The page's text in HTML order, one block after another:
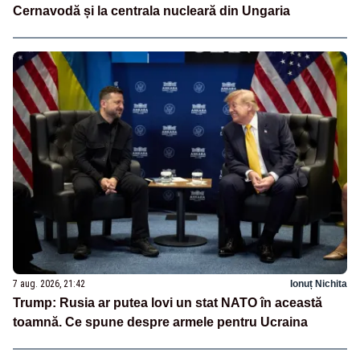
Cernavodă și la centrala nucleară din Ungaria
7 aug. 2026, 21:42 Ionuț Nichita
Trump: Rusia ar putea lovi un stat NATO în această
toamnă. Ce spune despre armele pentru Ucraina